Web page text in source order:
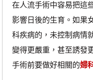
在人流手術中容易把這
影響日後的生育。如果
科疾病的，未控制病情
變得更嚴重，甚至誘發
手術前要做好相關的婦